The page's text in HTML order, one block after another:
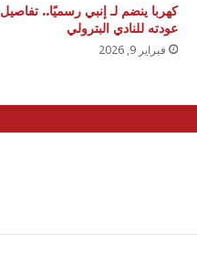
كهربا ينضم لـ إنبي رسميًا.. تفاصيل
عودته للنادي البترولي
فبراير 9, 2026